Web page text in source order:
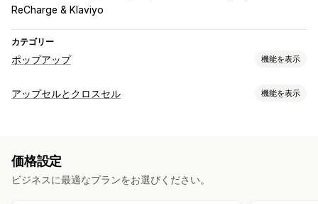
ReCharge & Klaviyo
カテゴリー
ポップアップ 機能を表示
ポップアップ種類
編集ツール
カスタムフォント
メールアドレスの収集リスト
アップセルとクロスセル 機能を表示
カスタムHTML
価格設定
ビジネスに最適なプランをお選びください。